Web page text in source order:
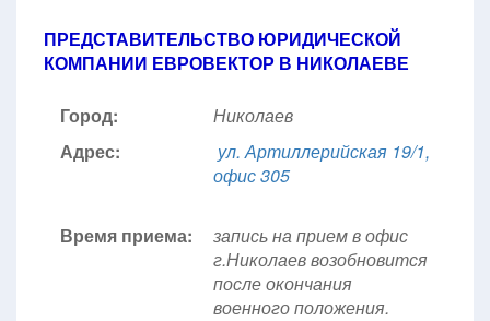
ПРЕДСТАВИТЕЛЬСТВО ЮРИДИЧЕСКОЙ
КОМПАНИИ ЕВРОВЕКТОР В НИКОЛАЕВЕ
Город:
Николаев
Адрес:
ул. Артиллерийская 19/1,
офис 305
Время приема:
запись на прием в офис
г.Николаев возобновится
после окончания
военного положения.